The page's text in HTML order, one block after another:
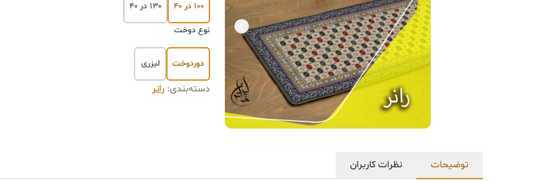
۱۰۰ در ۴۰ ۱۳۰ در ۴۰
نوع دوخت
دوردوخت لیزری
دسته‌بندی: رانر
توضیحات نظرات کاربران